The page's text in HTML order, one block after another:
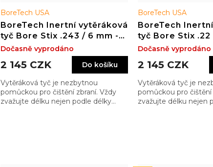
BoreTech USA
BoreTech Inertní vytěráková
tyč Bore Stix .243 / 6 mm -
.270 délka 44"
2 145 CZK Do košíku
Vytěráková tyč je nezbytnou
pomůckou pro čištění zbraní. Vždy
zvažujte délku nejen podle délky
Dočasně vyprodáno
BoreTech USA
BoreTech
tyč Bore Stix
zápal) délka 40"
2 145 CZK
Vytěráková tyč je
pomůckou pro čištění
zvažujte délku nejen
Dočasně vyprodáno